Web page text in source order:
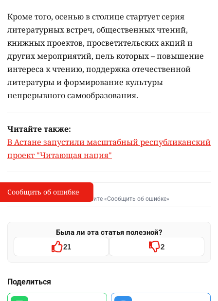
Кроме того, осенью в столице стартует серия
литературных встреч, общественных чтений,
книжных проектов, просветительских акций и
других мероприятий, цель которых –повышение
интереса к чтению, поддержка отечественной
литературы и формирование культуры
непрерывного самообразования.
Читайте также:
В Астане запустили масштабный республиканский
проект "Читающая нация"
I
Сообщить об опечатке
Выделите фрагмент и нажмите «Сообщить об ошибке»
Была ли эта статья полезной?
21 2
Поделиться
Сообщить об ошибке